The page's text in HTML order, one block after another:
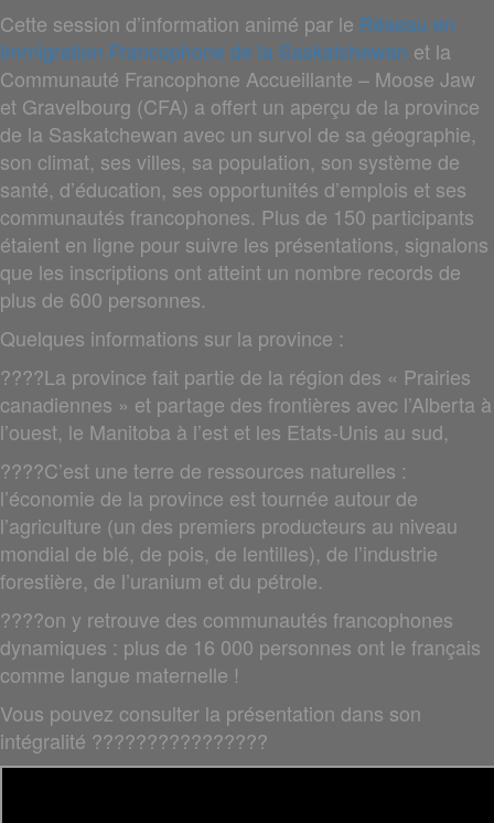
Cette session d’information animé par le Réseau en
Immigration Francophone de la Saskatchewan et la
Communauté Francophone Accueillante – Moose Jaw
et Gravelbourg (CFA) a offert un aperçu de la province
de la Saskatchewan avec un survol de sa géographie,
son climat, ses villes, sa population, son système de
santé, d’éducation, ses opportunités d’emplois et ses
communautés francophones. Plus de 150 participants
étaient en ligne pour suivre les présentations, signalons
que les inscriptions ont atteint un nombre records de
plus de 600 personnes.
Quelques informations sur la province :
????La province fait partie de la région des « Prairies
canadiennes » et partage des frontières avec l’Alberta à
l’ouest, le Manitoba à l’est et les Etats-Unis au sud,
????C’est une terre de ressources naturelles :
l’économie de la province est tournée autour de
l’agriculture (un des premiers producteurs au niveau
mondial de blé, de pois, de lentilles), de l’industrie
forestière, de l’uranium et du pétrole.
????on y retrouve des communautés francophones
dynamiques : plus de 16 000 personnes ont le français
comme langue maternelle !
Vous pouvez consulter la présentation dans son
intégralité ????????????????